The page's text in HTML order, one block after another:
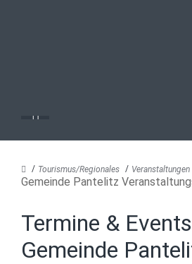
Tourismus/Regionales Veranstaltungen
Gemeinde Pantelitz
Termine &
Gemeinde